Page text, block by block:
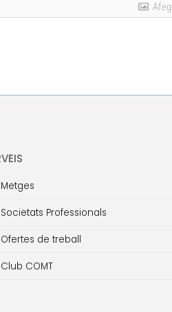
Metges
Societats Professionals
Ofertes de treball
Club COMT